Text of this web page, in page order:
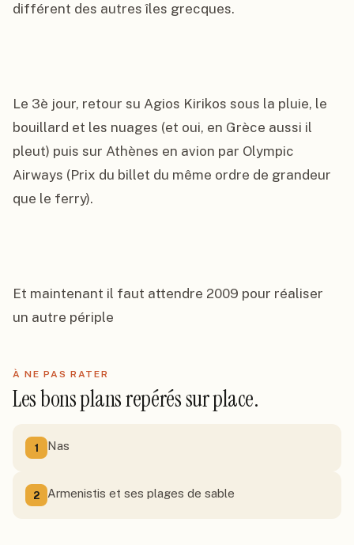
différent des autres îles grecques.
Le 3è jour, retour su Agios Kirikos sous la pluie, le
bouillard et les nuages (et oui, en Grèce aussi il
pleut) puis sur Athènes en avion par Olympic
Airways (Prix du billet du même ordre de grandeur
que le ferry).
Et maintenant il faut attendre 2009 pour réaliser
un autre périple
À NE PAS RATER
Les bons plans repérés sur place.
1 Nas
2 Armenistis et ses plages de sable